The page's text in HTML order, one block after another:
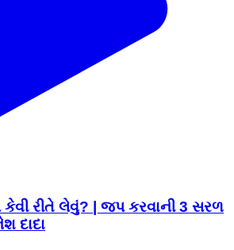
રીતે લેવું? | જપ કરવાની 3 સરળ
દાદા